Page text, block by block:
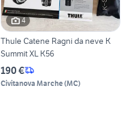
4
Thule Catene Ragni da neve K
Summit XL K56
190 €
Civitanova Marche(MC)